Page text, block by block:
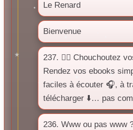
Le Renard
Bienvenue
237. ❤️‍🔥 Chouchoutez
Rendez vos ebooks
faciles à écouter 🎧, à
télécharger ⬇️… pas
236. Www ou pas www